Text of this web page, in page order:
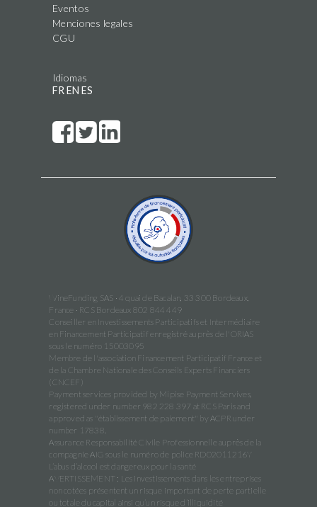
Eventos
Menciones legales
CGU
Idiomas
FR EN ES
WineFunding SAS · 4 quai de Bacalan, 33 300 Bordeaux,
France · RCS Bordeaux 802 844 449
Conseiller en Investissements Participatifs et Intermédiaire
en Financement Participatif enregistré auprès de l'ORIAS
sous le numéro 15003095
Membre de l'association Financement Participatif France et
de la Chambre Nationale des Conseils Experts Financiers
(CNCEF)
Payment services provided by Mipise Payment Servives,
registered under number 982 228 397 at RCS Paris and
approved as "établissement de paiement" by ACPR under
number 17838.
Assurance Responsabilité Civile Professionnelle auprès de la
compagnie AIG sous le numéro de police RD02011216Y
L’abus d’alcool est dangereux pour la santé
AVERTISSEMENT : Les investissements dans les entreprises
non cotées présentent un risque important de perte partielle
ou totale du capital ainsi qu’un risque d’illiquidité